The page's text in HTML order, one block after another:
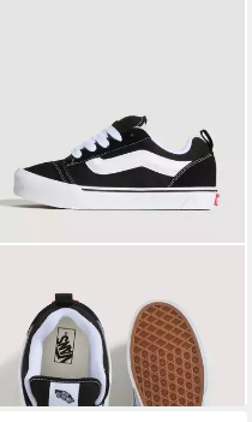
Kinder und Jugendliche
74,99 €